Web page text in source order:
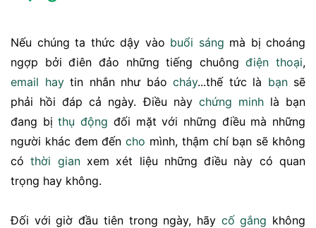
Nếu chúng ta thức dậy vào buổi sáng mà bị choáng
ngợp bởi điên đảo những tiếng chuôngđiện thoại,
email haytin nhắn như báo cháy...thế tức là bạnsẽ
phải hồi đáp cả ngày. Điều này chứng minhlà bạn
đang bịthụ động đối mặt với những điều mà những
người khác đem đếncho mình, thậm chí bạn sẽ không
cóthời gianxem xét liệu những điều này có quan
trọng hay không.
Đối với giờ đầu tiên trong ngày, hãy cố gắng không